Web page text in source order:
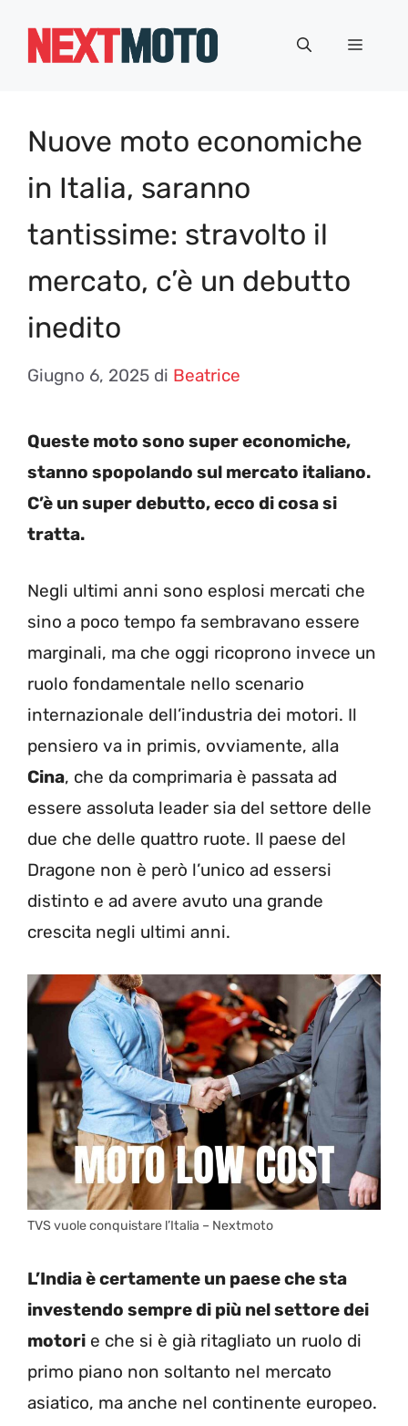
Menu
Nuove moto economiche
in Italia, saranno
tantissime: stravolto il
mercato, c’è un debutto
inedito
Giugno 6, 2025 di Beatrice
Queste moto sono super economiche,
stanno spopolando sul mercato italiano.
C’è un super debutto, ecco di cosa si
tratta.
Negli ultimi anni sono esplosi mercati che
sino a poco tempo fa sembravano essere
marginali, ma che oggi ricoprono invece un
ruolo fondamentale nello scenario
internazionale dell’industria dei motori. Il
pensiero va in primis, ovviamente, alla
Cina, che da comprimaria è passata ad
essere assoluta leader sia del settore delle
due che delle quattro ruote. Il paese del
Dragone non è però l’unico ad essersi
distinto e ad avere avuto una grande
crescita negli ultimi anni.
TVS vuole conquistare l’Italia – Nextmoto
L’India è certamente un paese che sta
investendo sempre di più nel settore dei
motori e che si è già ritagliato un ruolo di
primo piano non soltanto nel mercato
asiatico, ma anche nel continente europeo.